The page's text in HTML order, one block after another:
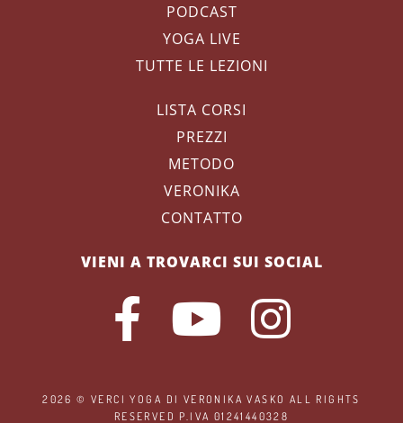
PODCAST
YOGA LIVE
TUTTE LE LEZIONI
LISTA CORSI
PREZZI
METODO
VERONIKA
CONTATTO
VIENI A TROVARCI SUI SOCIAL
2026 ©VERCI YOGA DI VERONIKA VASKO ALL RIGHTS
RESERVED P.IVA 01241440328